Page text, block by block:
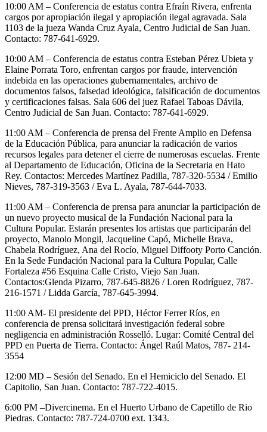
10:00 AM – Conferencia de estatus contra Efraín Rivera, enfrenta
cargos por apropiación ilegal y apropiación ilegal agravada. Sala
1103 de la jueza Wanda Cruz Ayala, Centro Judicial de San Juan.
Contacto: 787-641-6929.
10:00 AM – Conferencia de estatus contra Esteban Pérez Ubieta y
Elaine Porrata Toro, enfrentan cargos por fraude, intervención
indebida en las operaciones gubernamentales, archivo de
documentos falsos, falsedad ideológica, falsificación de documentos
y certificaciones falsas. Sala 606 del juez Rafael Taboas Dávila,
Centro Judicial de San Juan. Contacto: 787-641-6929.
11:00 AM – Conferencia de prensa del Frente Amplio en Defensa
de la Educación Pública, para anunciar la radicación de varios
recursos legales para detener el cierre de numerosas escuelas. Frente
al Departamento de Educación, Oficina de la Secretaria en Hato
Rey. Contactos: Mercedes Martínez Padilla, 787-320-5534 / Emilio
Nieves, 787-319-3563 / Eva L. Ayala, 787-644-7033.
11:00 AM – Conferencia de prensa para anunciar la participación de
un nuevo proyecto musical de la Fundación Nacional para la
Cultura Popular. Estarán presentes los artistas que participarán del
proyecto, Manolo Mongil, Jacqueline Capó, Michelle Brava,
Chabela Rodríguez, Ana del Rocío, Miguel Diffooty Porto Canción.
En la Sede Fundación Nacional para la Cultura Popular, Calle
Fortaleza #56 Esquina Calle Cristo, Viejo San Juan.
Contactos:Glenda Pizarro, 787-645-8826 / Loren Rodríguez, 787-
216-1571 / Lidda García, 787-645-3994.
11:00 AM- El presidente del PPD, Héctor Ferrer Ríos, en
conferencia de prensa solicitará investigación federal sobre
negligencia en administración Rosselló. Lugar: Comité Central del
PPD en Puerta de Tierra. Contacto: Ángel Raúl Matos, 787- 214-
3554
12:00 MD – Sesión del Senado. En el Hemiciclo del Senado. El
Capitolio, San Juan. Contacto: 787-722-4015.
6:00 PM –Divercinema. En el Huerto Urbano de Capetillo de Rio
Piedras. Contacto: 787-724-0700 ext. 1343.